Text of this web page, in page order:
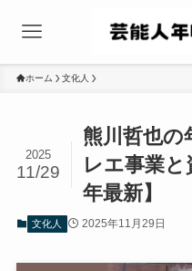
ホーム 文化人
熊川哲也の
レエ事業と
年最新】
2025
11/29
文化人 2025年11月29日